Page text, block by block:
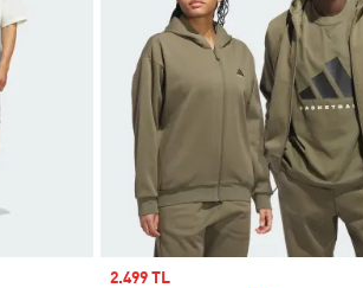
Sale price
2.499 TL